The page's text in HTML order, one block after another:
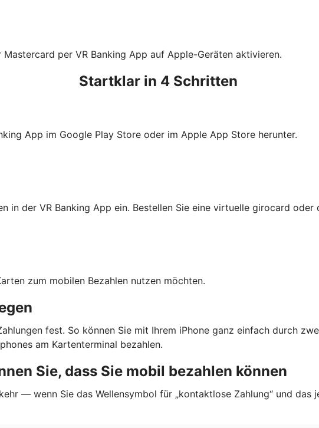
per VR Banking App auf Apple-Geräten aktivieren.
Startklar in 4 Schritten
App im Google Play Store oder im Apple App Store herunter.
in der VR Banking App ein. Bestellen Sie eine virtuelle girocard
zum mobilen Bezahlen nutzen möchten.
fest. So können Sie mit Ihrem iPhone ganz einfach durch
am Kartenterminal bezahlen.
Sie, dass Sie mobil bezahlen können
— wenn Sie das Wellensymbol für „kontaktlose Zahlung“ und